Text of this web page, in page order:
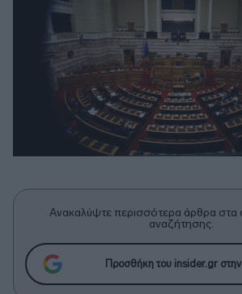
Ανακαλύψτε περισσότερα άρθρα στα
αναζήτησης.
Προσθήκη του insider.gr